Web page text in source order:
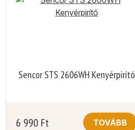
Sencor STS 2606WH Kenyérpirító
6 990 Ft TOVÁBB